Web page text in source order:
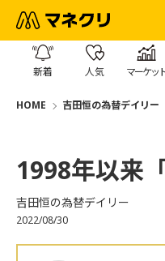
新着 人気 マーケッ
HOME 吉田恒の為替デイリー
1998年以来
吉田恒の為替デイリー
2022/08/30